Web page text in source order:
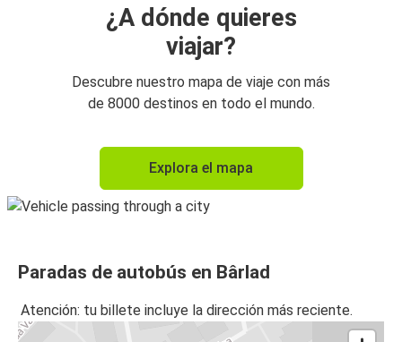
¿A dónde quieres
viajar?
Descubre nuestro mapa de viaje con más
de 8000 destinos en todo el mundo.
Explora el mapa
Paradas de autobús en Bârlad
Atención: tu billete incluye la dirección más reciente.